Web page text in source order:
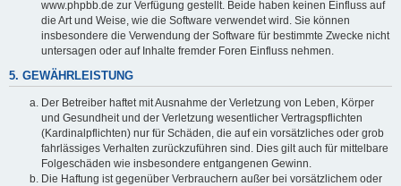
www.phpbb.de zur Verfügung gestellt. Beide haben keinen Einfluss auf
die Art und Weise, wie die Software verwendet wird. Sie können
insbesondere die Verwendung der Software für bestimmte Zwecke nicht
untersagen oder auf Inhalte fremder Foren Einfluss nehmen.
5. GEWÄHRLEISTUNG
Der Betreiber haftet mit Ausnahme der Verletzung von Leben, Körper
und Gesundheit und der Verletzung wesentlicher Vertragspflichten
(Kardinalpflichten) nur für Schäden, die auf ein vorsätzliches oder grob
fahrlässiges Verhalten zurückzuführen sind. Dies gilt auch für mittelbare
Folgeschäden wie insbesondere entgangenen Gewinn.
Die Haftung ist gegenüber Verbrauchern außer bei vorsätzlichem oder